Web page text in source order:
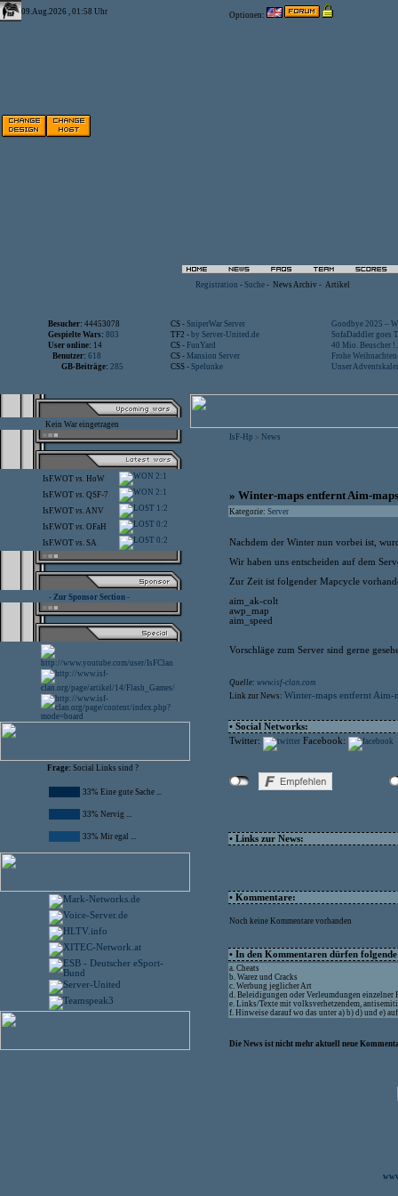
09.Aug.2026 , 01:58 Uhr Optionen:
Registration - Suche - News Archiv - Artikel
Besucher: 44453078 CS - SniperWar Server
Goodbye 2025 –
Gespielte Wars: 803 TF2 - by Server-United.de
SofaDaddler goes
User online: 14 CS - FunYard
40 Mio. Beuscher
Benutzer: 618 CS - Mansion Server
Frohe
GB-Beiträge: 285 CSS - Spelunke Unser
Kein War eingetragen
IsF.WOT vs. HoW 2:1
IsF.WOT vs. QSF-7 2:1
IsF.WOT vs.ANV 1:2
IsF.WOT vs. OFaH 0:2
IsF.WOT vs. SA 0:2
- Zur Sponsor Section -
Frage: Social Links sind ?
33% Eine gute Sache ...
33% Nervig ...
33% Mir egal ...
IsF-Hp > News
» Winter-maps entfernt Aim-
Kategorie: Server
Nachdem der Winter nun vorbei ist,
Wir haben uns entscheiden auf dem
Zur Zeit ist folgender Mapcycle
aim_ak-colt
awp_map
aim_speed
Vorschläge zum Server sind gerne
Quelle: www.isf-clan.com
Link zur News: Winter-maps entfernt Aim-
• Social Networks:
Twitter:
Facebook:
• Links zur News:
• Kommentare:
Noch keine Kommentare vorhanden
• In den Kommentaren dürfen
a. Cheats
b. Warez und Cracks
c. Werbung jeglicher Art
d. Beleidigungen oder Verleumdungen einzelner
e. Links/Texte mit volksverhetzendem,
f. Hinweise darauf wo das unter a) b) d) und e)
Die News ist nicht mehr aktuell neue